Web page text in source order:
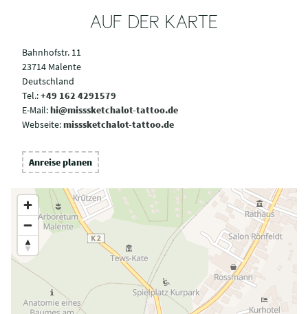
AUF DER KARTE
Bahnhofstr. 11
23714 Malente
Deutschland
Tel.:+49 162 4291579
E-Mail:hi@misssketchalot-tattoo.de
Webseite:misssketchalot-tattoo.de
Anreise planen